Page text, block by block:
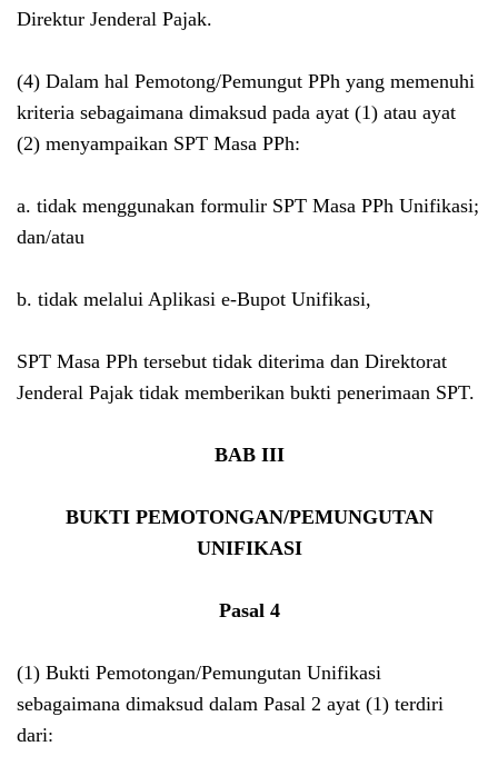
Direktur Jenderal Pajak.
(4) Dalam hal Pemotong/Pemungut PPh yang memenuhi
kriteria sebagaimana dimaksud pada ayat (1) atau ayat
(2) menyampaikan SPT Masa PPh:
a. tidak menggunakan formulir SPT Masa PPh Unifikasi;
dan/atau
b. tidak melalui Aplikasi e-Bupot Unifikasi,
SPT Masa PPh tersebut tidak diterima dan Direktorat
Jenderal Pajak tidak memberikan bukti penerimaan SPT.
BAB III
BUKTI PEMOTONGAN/PEMUNGUTAN
UNIFIKASI
Pasal 4
(1) Bukti Pemotongan/Pemungutan Unifikasi
sebagaimana dimaksud dalam Pasal 2 ayat (1) terdiri
dari: